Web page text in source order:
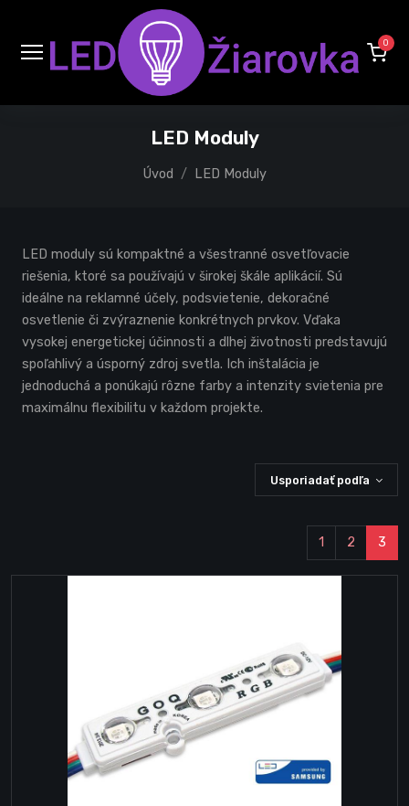
0
LED Moduly
Úvod LED Moduly
LED moduly sú kompaktné a všestranné osvetľovacie
riešenia, ktoré sa používajú v širokej škále aplikácií. Sú
ideálne na reklamné účely, podsvietenie, dekoračné
osvetlenie či zvýraznenie konkrétnych prvkov. Vďaka
vysokej energetickej účinnosti a dlhej životnosti predstavujú
spoľahlivý a úsporný zdroj svetla. Ich inštalácia je
jednoduchá a ponúkajú rôzne farby a intenzity svietenia pre
maximálnu flexibilitu v každom projekte.
Usporiadať podľa
1 2 3